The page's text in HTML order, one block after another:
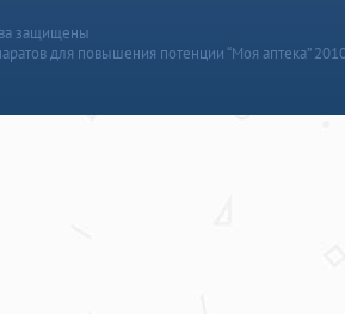
защищены
для повышения потенции “Моя аптека”